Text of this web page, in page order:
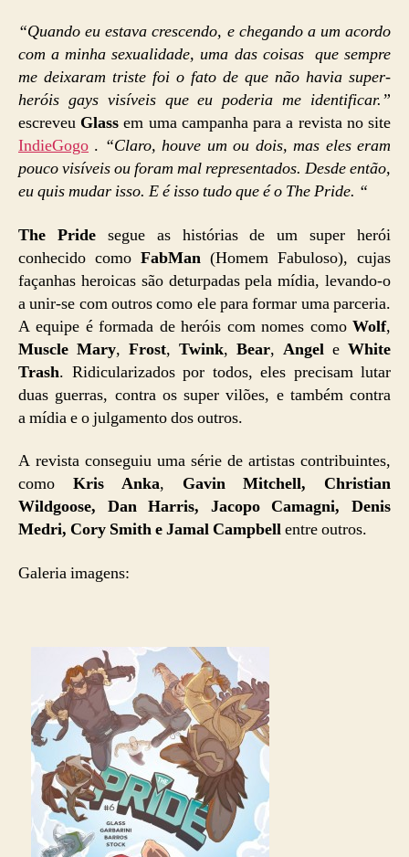
“Quando eu estava crescendo, e chegando a um acordo
com a minha sexualidade, uma das coisas que sempre
me deixaram triste foi o fato de que não havia super-
heróis gays visíveis que eu poderia me identificar.”
escreveu Glass em uma campanha para a revista no site
IndieGogo . “Claro, houve um ou dois, mas eles eram
pouco visíveis ou foram mal representados. Desde então,
eu quis mudar isso. E é isso tudo que é o The Pride. “
The Pridesegue as histórias de um super herói
conhecido como FabMan (Homem Fabuloso), cujas
façanhas heroicas são deturpadas pela mídia, levando-o
a unir-se com outros como ele para formar uma parceria.
A equipe é formada de heróis com nomes como Wolf,
Muscle Mary, Frost, Twink, Bear, Angel e White
Trash. Ridicularizados por todos, eles precisam lutar
duas guerras, contra os super vilões, e também contra
a mídia e o julgamento dos outros.
A revista conseguiu uma série de artistas contribuintes,
como Kris Anka, Gavin Mitchell, Christian
Wildgoose, Dan Harris, Jacopo Camagni, Denis
Medri, Cory Smith e Jamal Campbellentre outros.
Galeria imagens: